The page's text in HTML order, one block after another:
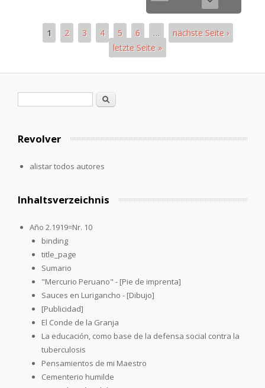
1 2 3 4 5 6 …
nächste Seite ›
letzte Seite »
Formulario de búsqueda
Buscar
Revolver
alistar todos autores
Inhaltsverzeichnis
Año 2.1919=Nr. 10
binding
title_page
Sumario
"Mercurio Peruano" - [Pie de imprenta]
Sauces en Lurigancho - [Dibujo]
[Publicidad]
El Conde de la Granja
La educación, como base de la defensa social contra la
tuberculosis
Pensamientos de mi Maestro
Cementerio humilde